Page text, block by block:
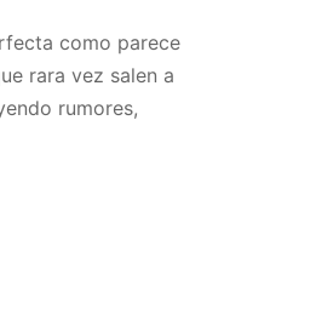
como parece
rara vez salen a
rumores,